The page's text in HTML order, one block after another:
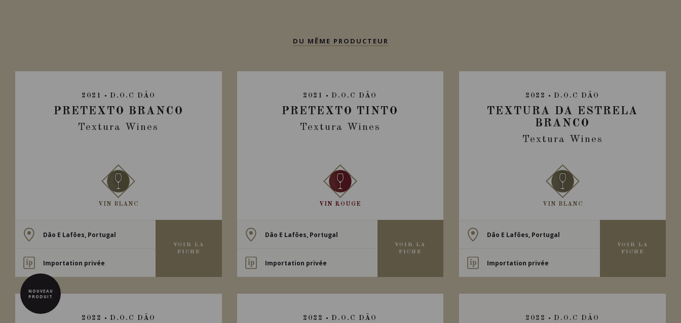
DU MÊME PRODUCTEUR
2021 D.O.C DÃO
PRETEXTO BRANCO
Textura Wines
VIN BLANC
Dâo E Lafôes, Portugal
Importation privée
VOIR LA
FICHE
2021 D.O.C DÃO
PRETEXTO TINTO
Textura Wines
VIN ROUGE
Dâo E Lafôes, Portugal
Importation privée
VOIR LA
FICHE
2022 D.O.C DÃO
TEXTURA DA ESTRELA
BRANCO
Textura Wines
VIN BLANC
Dâo E Lafôes, Portugal
Importation privée
VOIR LA
FICHE
NOUVEAU
PRODUIT
2022 D.O.C DÃO 2022 D.O.C DÃO 2022 D.O.C DÃO